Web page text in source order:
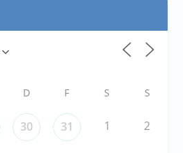
D F S S
30 31 1 2